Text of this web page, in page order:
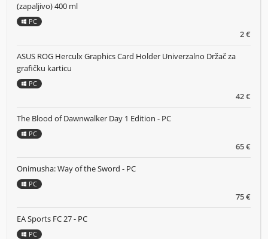
2 €
(zapaljivo) 400 ml
PC
42 €
ASUS ROG Herculx Graphics Card Holder Univerzalno Držač za
grafičku karticu
PC
65 €
The Blood of Dawnwalker Day 1 Edition - PC
PC
75 €
Onimusha: Way of the Sword - PC
PC
EA Sports FC 27 - PC
PC